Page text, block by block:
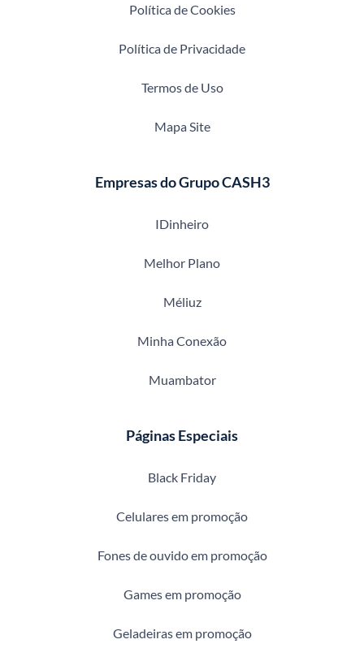
Política de Cookies
Política de Privacidade
Termos de Uso
Mapa Site
Empresas do Grupo CASH3
IDinheiro
Melhor Plano
Méliuz
Minha Conexão
Muambator
Páginas Especiais
Black Friday
Celulares em promoção
Fones de ouvido em promoção
Games em promoção
Geladeiras em promoção